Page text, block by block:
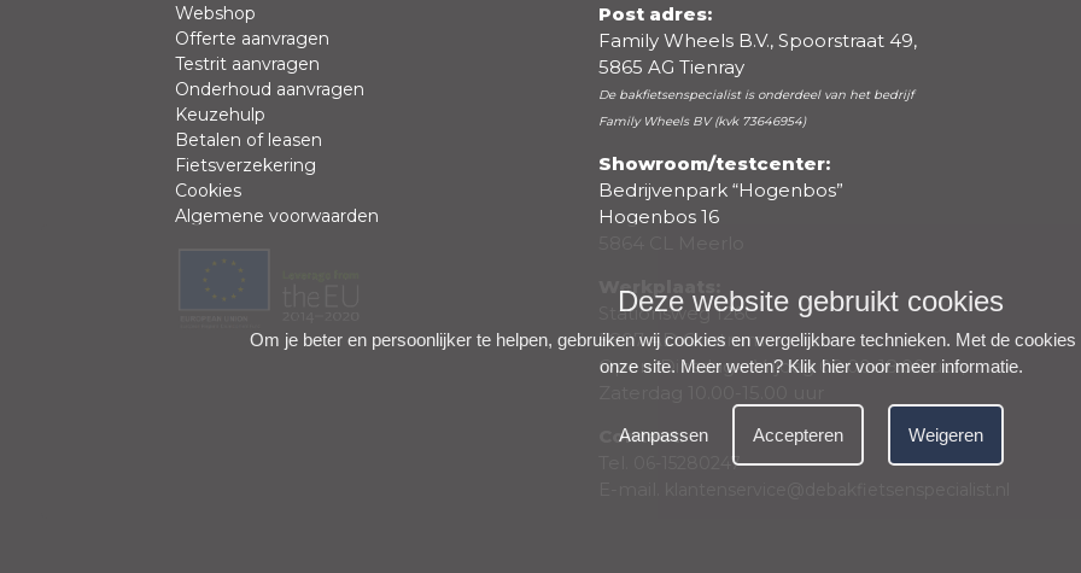
Review *
Positieve punten Negatieve punten
Webshop
Offerte aanvragen
Testrit aanvragen
Onderhoud aanvragen
Keuzehulp
Betalen of leasen
Fietsverzekering
Cookies
Algemene voorwaarden
Post adres:
Family Wheels B.V., Spoorstraat 49,
5865 AG Tienray
De bakfietsenspecialist is onderdeel van het bedrijf
Family Wheels BV (kvk 73646954)
Showroom/testcenter:
Bedrijvenpark “Hogenbos”
Hogenbos 16
Werkplaats:
Stationsweg 126C
5807 AD Oostrum
Open: Dinsdag – Vrijdag 09.00-18.00 uur,
Contact:
06-15280247
Deze website gebruikt cookies
Om je beter en persoonlijker te helpen, gebruiken wij cookies en vergelijkbare technieken. Met de
onze site. Meer weten? Klik hier voor meer informatie.
Aanpassen Accepteren Weigeren